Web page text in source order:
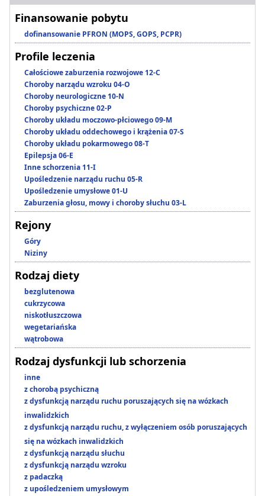
Finansowanie pobytu
dofinansowanie PFRON (MOPS, GOPS, PCPR)
Profile leczenia
Całościowe zaburzenia rozwojowe 12-C
Choroby narządu wzroku 04-O
Choroby neurologiczne 10-N
Choroby psychiczne 02-P
Choroby układu moczowo-płciowego 09-M
Choroby układu oddechowego i krążenia 07-S
Choroby układu pokarmowego 08-T
Epilepsja 06-E
Inne schorzenia 11-I
Upośledzenie narządu ruchu 05-R
Upośledzenie umysłowe 01-U
Zaburzenia głosu, mowy i choroby słuchu 03-L
Rejony
Góry
Niziny
Rodzaj diety
bezglutenowa
cukrzycowa
niskotłuszczowa
wegetariańska
wątrobowa
Rodzaj dysfunkcji lub schorzenia
inne
z chorobą psychiczną
z dysfunkcją narządu ruchu poruszających się na wózkach
inwalidzkich
z dysfunkcją narządu ruchu, z wyłączeniem osób poruszających
się na wózkach inwalidzkich
z dysfunkcją narządu słuchu
z dysfunkcją narządu wzroku
z padaczką
z upośledzeniem umysłowym